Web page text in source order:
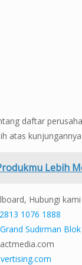
daftar
atas kunjungannya.
Lebih
Hubungi kami
1076 1888
Sudirman